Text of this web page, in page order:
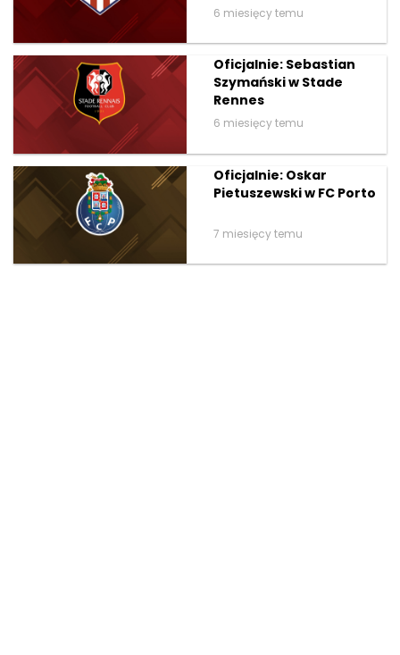
6 miesięcy temu
Oficjalnie: Sebastian
Szymański w Stade
Rennes
6 miesięcy temu
Oficjalnie: Oskar
Pietuszewski w FC Porto
7 miesięcy temu